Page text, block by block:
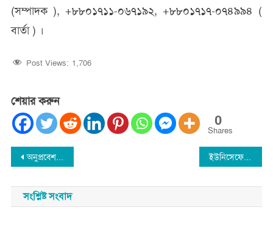
(সম্পাদক ), +৮৮০১৭১১-০৬৭১৯২, +৮৮০১৭১৭-০৭৪৯৯৪ (
বার্তা ) ।
Post Views: 1,706
শেয়ার করুন
0
Shares
Post
navigation
অনুপ্রবেশকারিদের বহিস্কারের বিকল্প নেই : বিশ্বনাথ আওয়ামীলীগের কর্মী সভায় বক্তারা ইউনিসেফের ‘চ্যাম্পিয়ন অব স্কিল ডেভেলপমেন্ট ফর ইয়ুথ’ সন্মাননা পেলেন প্রধানমন্ত্রী
সংশ্লিষ্ট সংবাদ